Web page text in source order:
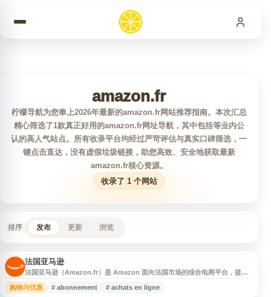
amazon.fr
柠檬导航为您奉上2026年最新的amazon.fr网站推荐指南。本次汇总
精心筛选了1款真正好用的amazon.fr网址导航，其中包括等业内公
认的高人气站点。所有收录平台均经过严苛评估与真实口碑筛选，一
键点击直达，没有虚假垃圾链接，助您高效、安全地获取最新
amazon.fr核心资源。
收录了 1 个网站
排序 发布 更新 浏览
法国亚马逊
法国亚马逊（Amazon.fr）是 Amazon 面向法国市场的综合电商平台，提供
图书、音乐、DVD、电子产品、电脑与手机、玩具、服饰鞋包、珠宝手表、办
公用品、运动户外、母婴、健康护理、家居园艺、家具工具、汽车配件及宠物
购物与优惠 # abonnement # achats en ligne